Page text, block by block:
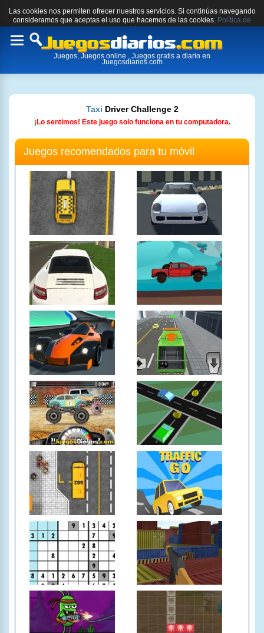
Las cookies nos permiten ofrecer nuestros servicios. Si continúas navegando
consideramos que aceptas el uso que hacemos de las cookies. Política de
cookies.
Toggle
Juegos, Juegos online , Juegos gratis a diario en
Juegosdiarios.com
Taxi Driver Challenge 2
¡Lo sentimos! Este juego solo funciona en tu computadora.
Juegos recomendados para tu móvil